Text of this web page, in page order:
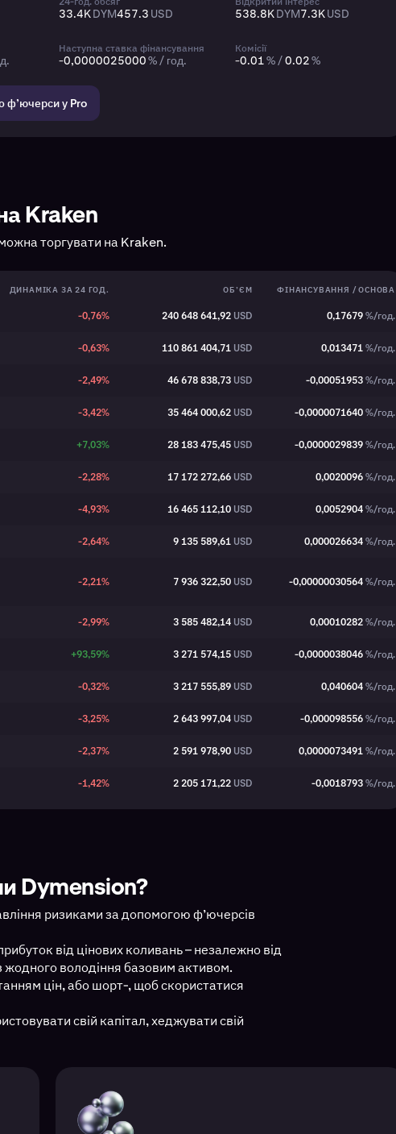
33.4KDYM457.3 USD 538.8KDYM7.3KUSD
Наступна ставка фінансування
-0,0000025000% / год.
Комісії
-0.01% /0.02%
ф’ючерси у Pro
Kraken
торгувати на Kraken.
ДИНАМІКА ЗА 24 ГОД. ОБ’ЄМ ФІНАНСУВАННЯ / ОСНОВА
-0,76% 240 648 641,92 USD 0,17679%/год.
-0,63% 110 861 404,71 USD 0,013471%/год.
-2,49% 46 678 838,73 USD -0,00051953%/год.
-3,42% 35 464 000,62 USD -0,0000071640%/год.
+7,03% 28 183 475,45 USD -0,0000029839%/год.
-2,28% 17 172 272,66 USD 0,0020096%/год.
-4,93% 16 465 112,10 USD 0,0052904%/год.
-2,64% 9 135 589,61 USD 0,000026634%/год.
-2,21% 7 936 322,50 USD -0,00000030564%/год.
-2,99% 3 585 482,14 USD 0,00010282%/год.
+93,59% 3 271 574,15 USD -0,0000038046%/год.
-0,32% 3 217 555,89 USD 0,040604%/год.
-3,25% 2 643 997,04 USD -0,000098556%/год.
-2,37% 2 591 978,90 USD 0,0000073491%/год.
-1,42% 2 205 171,22 USD -0,0018793%/год.
Dymension?
ризиками за допомогою ф’ючерсів
від цінових коливань – незалежно від
жодного володіння базовим активом.
цін, або шорт-, щоб скористатися
свій капітал, хеджувати свій